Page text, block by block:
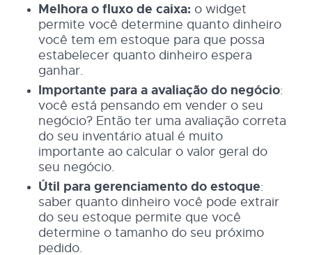
Melhora o fluxo de caixa: o widget
permite você determine quanto dinheiro
você tem em estoque para que possa
estabelecer quanto dinheiro espera
ganhar.
Importante para a avaliação do negócio:
você está pensando em vender o seu
negócio? Então ter uma avaliação correta
do seu inventário atual é muito
importante ao calcular o valor geral do
seu negócio.
Útil para gerenciamento do estoque:
saber quanto dinheiro você pode extrair
do seu estoque permite que você
determine o tamanho do seu próximo
pedido.